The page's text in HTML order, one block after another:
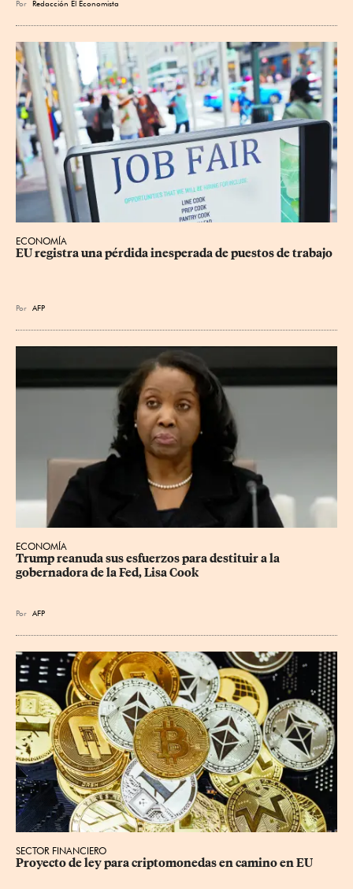
Por Redacción El Economista
ECONOMÍA
EU registra una pérdida inesperada de puestos de trabajo
Por AFP
ECONOMÍA
Trump reanuda sus esfuerzos para destituir a la
gobernadora de la Fed, Lisa Cook
Por AFP
SECTOR FINANCIERO
Proyecto de ley para criptomonedas en camino en EU